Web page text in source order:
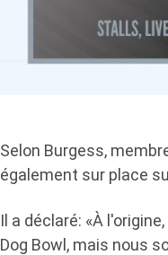
Selon Burgess,
également sur place
Il a déclaré: «À
Dog Bowl, mais nous